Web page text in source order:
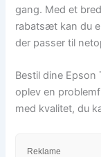
gang. Med et
rabatsæt kan du
der passer til
Bestil dine Epson
oplev en
med kvalitet, du
Reklame